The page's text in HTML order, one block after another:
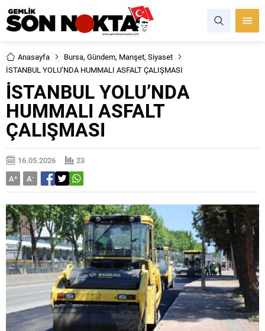
Anasayfa Bursa, Gündem, Manşet, Siyaset
İSTANBUL YOLU’NDA HUMMALI ASFALT ÇALIŞMASI
İSTANBUL YOLU’NDA
HUMMALI ASFALT
ÇALIŞMASI
16.05.2026
23
A+ A-